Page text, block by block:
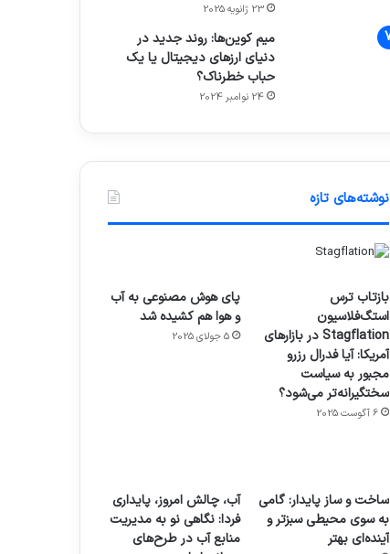
23 ژانویه 2025
میم کوین‌ها: روند جدید در
دنیای ارزهای دیجیتال یا یک
حباب خطرناک؟
24 نوامبر 2024
نوشته‌های تازه
بازتاب ترس
استگ‌فلاسیون
Stagflation در بازارهای
آمریکا: آیا فدرال رزرو
مجبور به سیاست
سختگیرانه‌تر می‌شود؟
6 آگوست 2025
پای هوش مصنوعی به آب
و هوا هم کشیده شد
5 جولای 2025
ساخت و ساز پایدار: گامی
به سوی محیطی سبزتر و
آینده‌ای بهتر
آب، چالش امروز، پایداری
فردا: نگاهی نو به مدیریت
منابع آب در طرح‌های